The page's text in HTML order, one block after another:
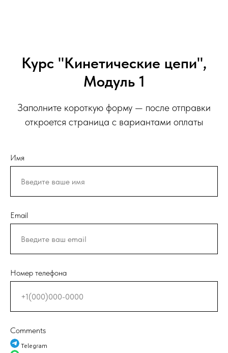
Курс "Кинетические цепи",
Модуль 1
Заполните короткую форму — после отправки
откроется страница с вариантами оплаты
Имя
Email
Номер телефона
Comments
Telegram